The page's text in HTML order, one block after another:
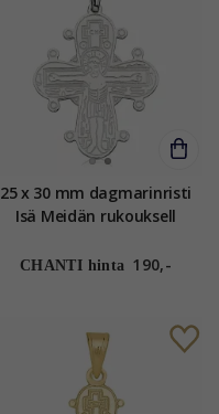
25 x 30 mm dagmarinristi
Isä Meidän rukouksell
CHANTI hinta 190,-